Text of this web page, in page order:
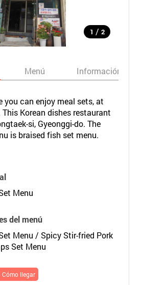
1 / 2
Menú Información
you can enjoy meal sets, at
Korean dishes restaurant
si, Gyeonggi-do. The
is braised fish set menu.
Menu
del menú
Menu / Spicy Stir-fried Pork
Set Menu
Cómo llegar